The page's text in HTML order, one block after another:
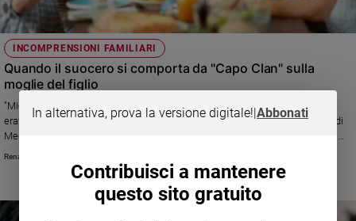
del
giorno
Società
e
valori
Ambiente
e
INCOMPRENSIONI FAMILIARI
Quando il suocero si comporta da "Capo Clan" sulla
moglie del figlio
"Mio padre spesso crede di vivere ancora nell'Ottocento. L'altro giorno
eravamo a cena e mia moglie ha annunciato di voler riprendere gli studi di
Medicina, interrotti per la nascita imprevista di nostra figlia. Mio padre ha
iniziato a sentenziare, affermando che possiamo cavarcela con il mio
stipendio. Per fortuna è intervenuta mia madre, ma non credo sia giusto
che lui debba sentirsi sempre il capo famiglia anche su questioni che
riguardano strettamente me e mia moglie."
Renata Maderna
In alternativa, prova la versione digitale!|Abbonati
Contribuisci a mantenere
questo sito gratuito